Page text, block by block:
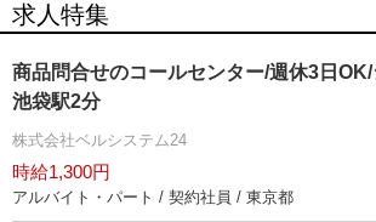
求人特集
商品問合せのコールセンター/週休3日
池袋駅2分
株式会社ベルシステム24
時給1,300円
アルバイト・パート / 契約社員 / 東京都